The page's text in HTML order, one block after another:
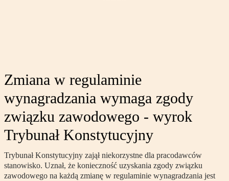
Zmiana w regulaminie
wynagradzania wymaga zgody
związku zawodowego - wyrok
Trybunał Konstytucyjny
Trybunał Konstytucyjny zajął niekorzystne dla pracodawców
stanowisko. Uznał, że konieczność uzyskania zgody związku
zawodowego na każdą zmianę w regulaminie wynagradzania jest